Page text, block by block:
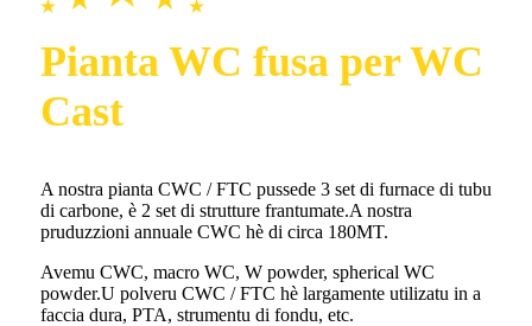
Pianta WC fusa per WC
Cast
A nostra pianta CWC / FTC pussede 3 set di furnace di tubu
di carbone, è 2 set di strutture frantumate.A nostra
pruduzzioni annuale CWC hè di circa 180MT.
Avemu CWC, macro WC, W powder, spherical WC
powder.U polveru CWC / FTC hè largamente utilizatu in a
faccia dura, PTA, strumentu di fondu, etc.